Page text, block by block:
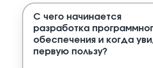
С чего начинается
разработка
обеспечения и когда
первую пользу?